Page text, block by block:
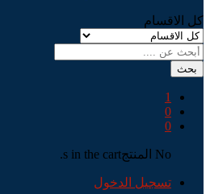
كل الاقسام
بحث
1
0
0
No المنتجs in the cart.
تسجيل الدخول